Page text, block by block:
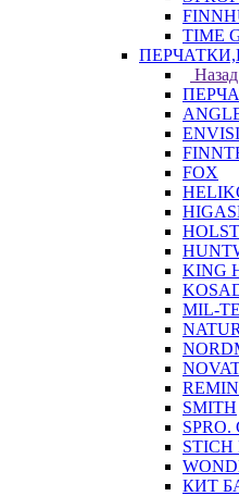
TIME
Назад
FOX
KING
MIL-
SMITH
STICH
КИТ